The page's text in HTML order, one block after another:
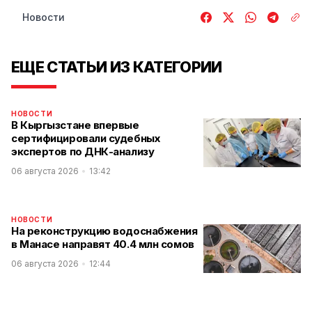
Новости
ЕЩЕ СТАТЬИ ИЗ КАТЕГОРИИ
НОВОСТИ
В Кыргызстане впервые
сертифицировали судебных
экспертов по ДНК-анализу
06 августа 2026 13:42
НОВОСТИ
На реконструкцию водоснабжения
в Манасе направят 40.4 млн сомов
06 августа 2026 12:44